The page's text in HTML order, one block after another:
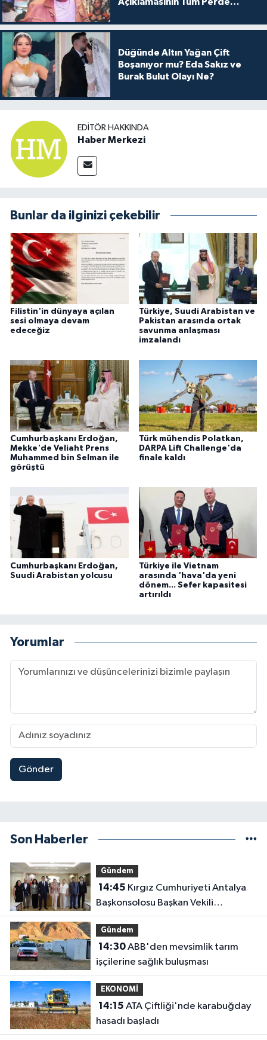
Düğünde Altın Yağan Çift
Boşanıyor mu? Eda Sakız ve
Burak Bulut Olayı Ne?
EDITÖR HAKKINDA
Haber Merkezi
Bunlar da ilginizi çekebilir
Filistin'in dünyaya açılan
sesi olmaya devam
edeceğiz
Türkiye, Suudi Arabistan ve
Pakistan arasında ortak
savunma anlaşması
imzalandı
Cumhurbaşkanı Erdoğan,
Mekke'de Veliaht Prens
Muhammed bin Selman ile
görüştü
Türk mühendis Polatkan,
DARPA Lift Challenge'da
finale kaldı
Cumhurbaşkanı Erdoğan,
Suudi Arabistan yolcusu
Türkiye ile Vietnam
arasında 'hava'da yeni
dönem... Sefer kapasitesi
artırıldı
Yorumlar
Gönder
Son Haberler
Gündem
14:45
Başkonsolosu Başkan Vekili
Özdemir'i ziyaret etti
Gündem
14:30ABB'den mevsimlik tarım
işçilerine sağlık buluşması
EKONOMİ
14:15
hasadı başladı